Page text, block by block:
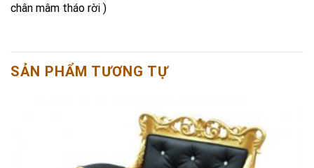
chân mâm tháo rời )
SẢN PHẨM TƯƠNG TỰ